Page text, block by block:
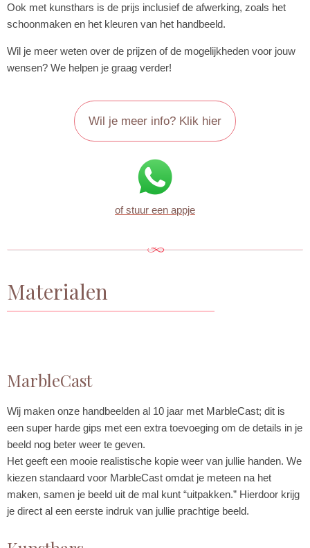
Ook met kunsthars is de prijs inclusief de afwerking, zoals het
schoonmaken en het kleuren van het handbeeld.
Wil je meer weten over de prijzen of de mogelijkheden voor jouw
wensen? We helpen je graag verder!
Wil je meer info? Klik hier
of stuur een appje
Materialen
MarbleCast
Wij maken onze handbeelden al 10 jaar met MarbleCast; dit is
een super harde gips met een extra toevoeging om de details in je
beeld nog beter weer te geven.
Het geeft een mooie realistische kopie weer van jullie handen. We
kiezen standaard voor MarbleCast omdat je meteen na het
maken, samen je beeld uit de mal kunt “uitpakken.” Hierdoor krijg
je direct al een eerste indruk van jullie prachtige beeld.